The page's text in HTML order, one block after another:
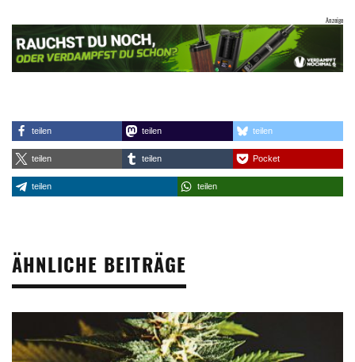
teilen teilen teilen
teilen teilen Pocket
teilen teilen
ÄHNLICHE BEITRÄGE